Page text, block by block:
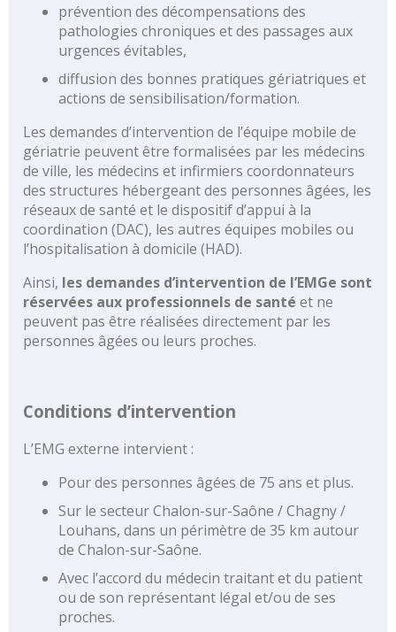
groupements
commandes
de
soins
Médecine
Chirurgie
Chirurgie
robotisée
Urgences,
Réanimations,
Soins
intensifs
Mère
–
Enfant
technique
(imagerie,
biologie…)
CH
Hors
prévention des décompensations des
pathologies chroniques et des passages aux
urgences évitables,
diffusion des bonnes pratiques gériatriques et
actions de sensibilisation/formation.
Les demandes d’intervention de l’équipe mobile de
gériatrie peuvent être formalisées par les médecins
de ville, les médecins et infirmiers coordonnateurs
des structures hébergeant des personnes âgées, les
réseaux de santé et le dispositif d’appui à la
coordination (DAC), les autres équipes mobiles ou
l’hospitalisation à domicile (HAD).
Ainsi, les demandes d’intervention de l’EMGe sont
réservées aux professionnels de santé et ne
peuvent pas être réalisées directement par les
personnes âgées ou leurs proches.
Conditions d’intervention
L’EMG externe intervient :
Pour des personnes âgées de 75 ans et plus.
Sur le secteur Chalon-sur-Saône / Chagny /
Louhans, dans un périmètre de 35 km autour
de Chalon-sur-Saône.
Avec l’accord du médecin traitant et du patient
ou de son représentant légal et/ou de ses
proches.